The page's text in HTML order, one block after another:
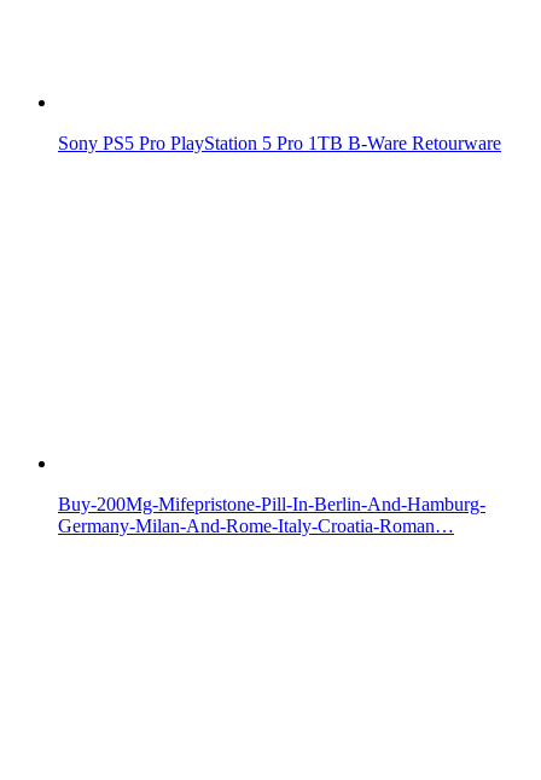
Sony PS5 Pro PlayStation 5 Pro 1TB B-Ware Retourware
Buy-200Mg-Mifepristone-Pill-In-Berlin-And-Hamburg-
Germany-Milan-And-Rome-Italy-Croatia-Roman…